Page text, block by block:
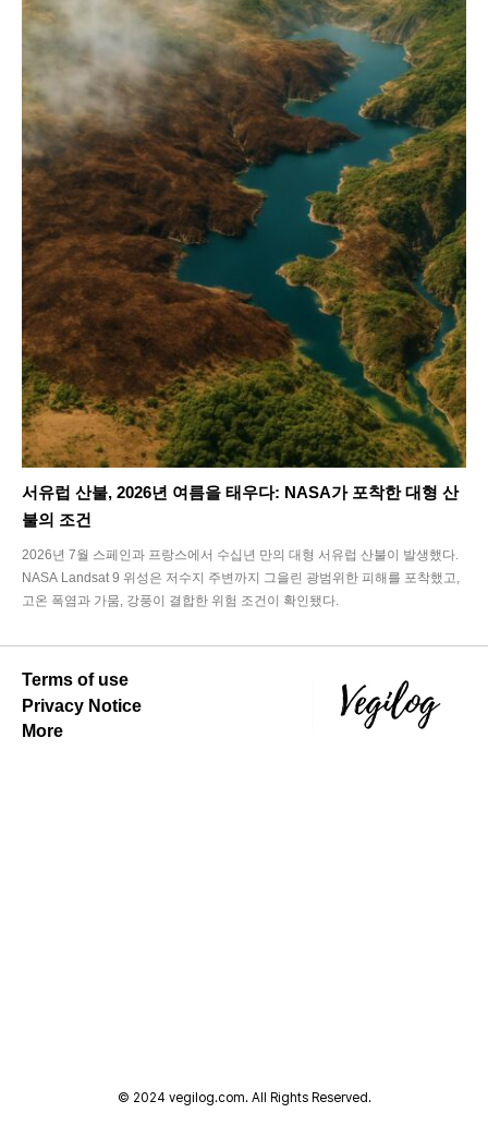
서유럽 산불, 2026년 여름을 태우다: NASA가 포착한 대형 산
불의 조건
2026년 7월 스페인과 프랑스에서 수십년 만의 대형 서유럽 산불이 발생했다.
NASA Landsat 9 위성은 저수지 주변까지 그을린 광범위한 피해를 포착했고,
고온 폭염과 가뭄, 강풍이 결합한 위험 조건이 확인됐다.
Terms of use
Privacy Notice
More
© 2024 vegilog.com. All Rights Reserved.